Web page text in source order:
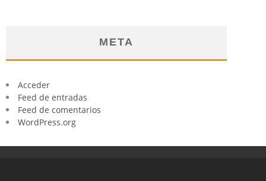
META
Acceder
Feed de entradas
Feed de comentarios
WordPress.org